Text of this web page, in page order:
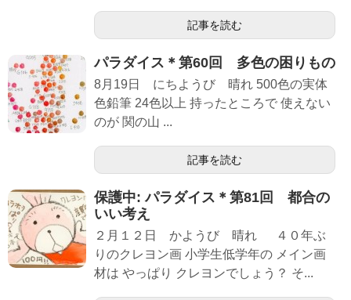
記事を読む
パラダイス＊第60回 多色の困りもの
8月19日 にちようび 晴れ 500色の実体
色鉛筆 24色以上 持ったところで 使えない
のが 関の山 ...
記事を読む
保護中: パラダイス＊第81回 都合の
いい考え
２月１２日 かようび 晴れ ４０年ぶ
りのクレヨン画 小学生低学年の メイン画
材は やっぱり クレヨンでしょう？ そ...